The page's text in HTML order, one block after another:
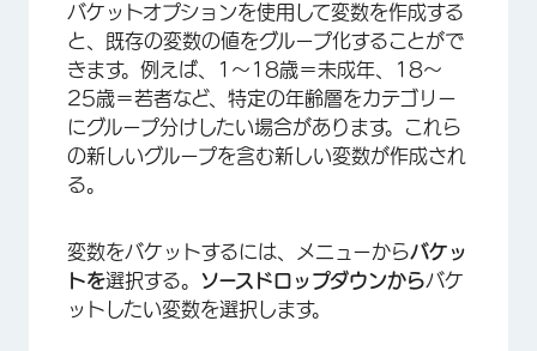
バケットオプションを使用して変数を作成する
と、既存の変数の値をグループ化することがで
きます。例えば、1～18歳＝未成年、18～
25歳＝若者など、特定の年齢層をカテゴリー
にグループ分けしたい場合があります。これら
の新しいグループを含む新しい変数が作成され
る。
変数をバケットするには、メニューからバケッ
トを選択する。 ソースドロップダウンからバケ
ットしたい変数を選択します。